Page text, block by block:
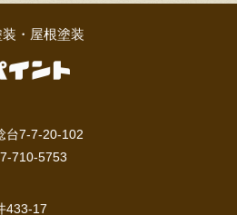
・屋根塗装
台7-7-20-102
710-5753
433-17